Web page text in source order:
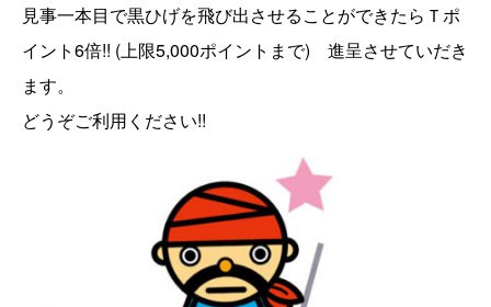
見事一本目で黒ひげを飛び出させることができたらＴポ
イント6倍!! (上限5,000ポイントまで) 進呈させていだき
ます。
どうぞご利用ください!!